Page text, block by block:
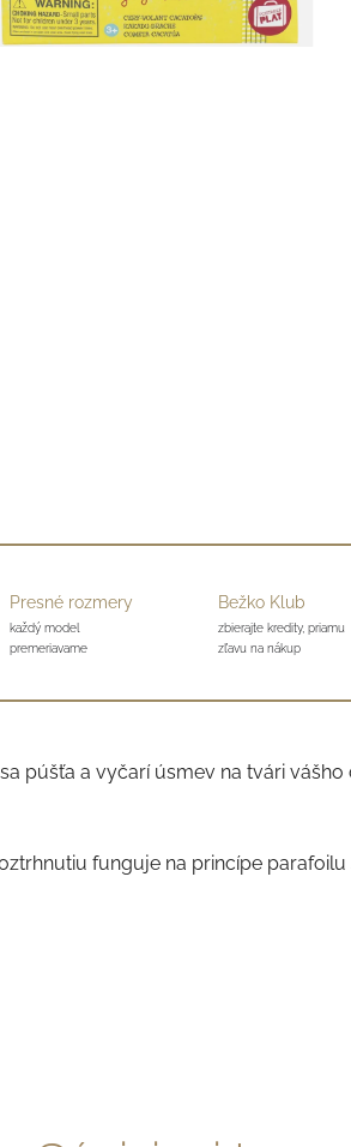
Presné rozmery
každý model
premeriavame
Bežko Klub
zbierajte kredity, priamu
zľavu na nákup
púšťa a vyčarí úsmev na tvári
funguje na princípe